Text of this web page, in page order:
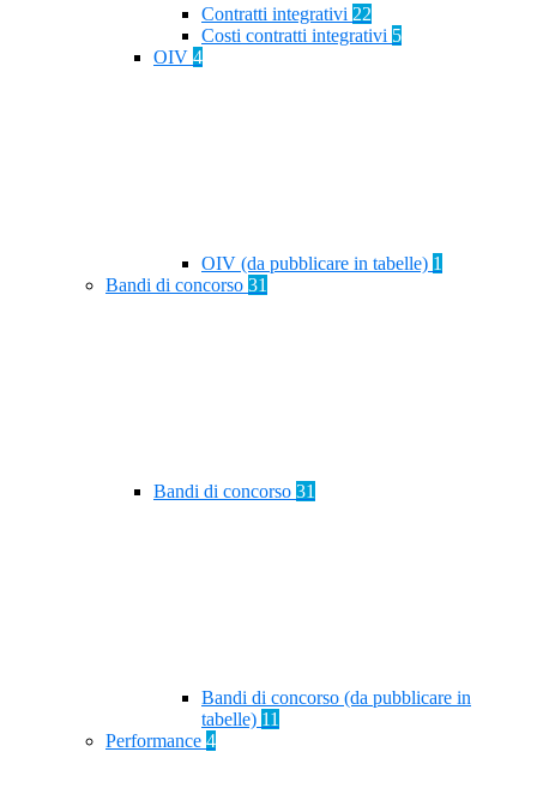
Contratti integrativi 22
Costi contratti integrativi 5
OIV 4
OIV (da pubblicare in tabelle) 1
Bandi di concorso 31
Bandi di concorso 31
Bandi di concorso (da pubblicare in
tabelle) 11
Performance 4